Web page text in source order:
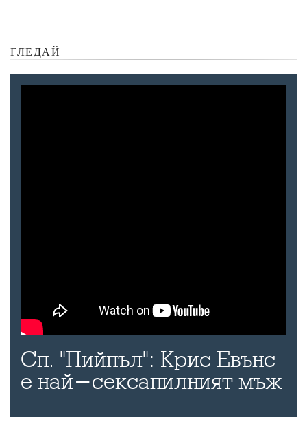
ГЛЕДАЙ
Сп. "Пийпъл": Крис Евънс
е най-сексапилният мъж